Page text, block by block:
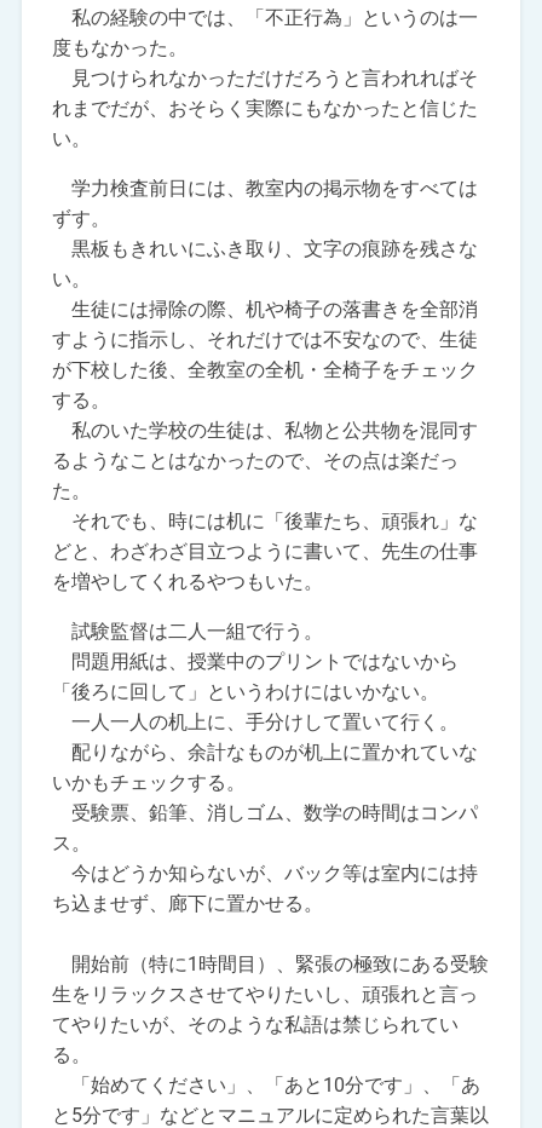
私の経験の中では、「不正行為」というのは一
度もなかった。
見つけられなかっただけだろうと言われればそ
れまでだが、おそらく実際にもなかったと信じた
い。
学力検査前日には、教室内の掲示物をすべては
ずす。
黒板もきれいにふき取り、文字の痕跡を残さな
い。
生徒には掃除の際、机や椅子の落書きを全部消
すように指示し、それだけでは不安なので、生徒
が下校した後、全教室の全机・全椅子をチェック
する。
私のいた学校の生徒は、私物と公共物を混同す
るようなことはなかったので、その点は楽だっ
た。
それでも、時には机に「後輩たち、頑張れ」な
どと、わざわざ目立つように書いて、先生の仕事
を増やしてくれるやつもいた。
試験監督は二人一組で行う。
問題用紙は、授業中のプリントではないから
「後ろに回して」というわけにはいかない。
一人一人の机上に、手分けして置いて行く。
配りながら、余計なものが机上に置かれていな
いかもチェックする。
受験票、鉛筆、消しゴム、数学の時間はコンパ
ス。
今はどうか知らないが、バック等は室内には持
ち込ませず、廊下に置かせる。
開始前（特に1時間目）、緊張の極致にある受験
生をリラックスさせてやりたいし、頑張れと言っ
てやりたいが、そのような私語は禁じられてい
る。
「始めてください」、「あと10分です」、「あ
と5分です」などとマニュアルに定められた言葉以